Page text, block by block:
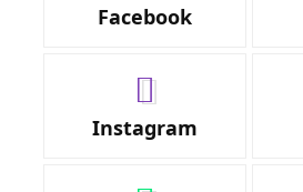
Facebook
Instagram